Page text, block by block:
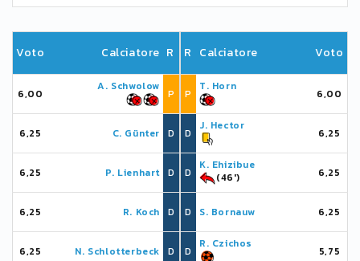
Voto Calciatore R
6,00
A. Schwolow
P
6,25 C. Günter D
6,25 P. Lienhart D
6,25 R. Koch D
6,25 N. Schlotterbeck D
R Calciatore Voto
P
T. Horn
6,00
D
J. Hector
6,25
D
K. Ehizibue
(46')
6,25
D S. Bornauw 6,25
D
R. Czichos
5,75